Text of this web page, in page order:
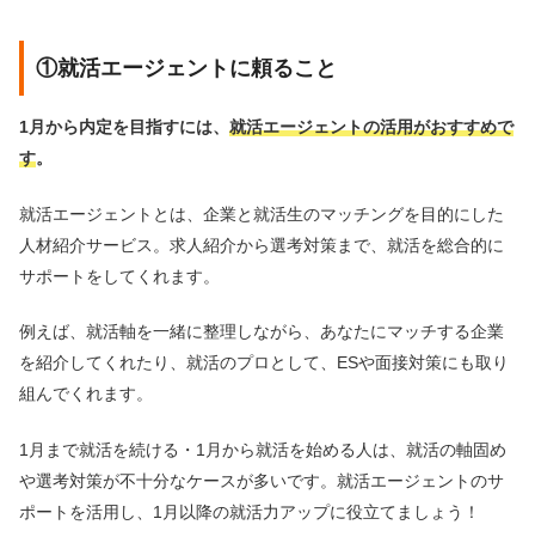
①就活エージェントに頼ること
1月から内定を目指すには、 就活エージェントの活用がおすすめで
す。
就活エージェントとは、企業と就活生のマッチングを目的にした
人材紹介サービス。求人紹介から選考対策まで、就活を総合的に
サポートをしてくれます。
例えば、就活軸を一緒に整理しながら、あなたにマッチする企業
を紹介してくれたり、就活のプロとして、ESや面接対策にも取り
組んでくれます。
1月まで就活を続ける・1月から就活を始める人は、就活の軸固め
や選考対策が不十分なケースが多いです。就活エージェントのサ
ポートを活用し、1月以降の就活力アップに役立てましょう！